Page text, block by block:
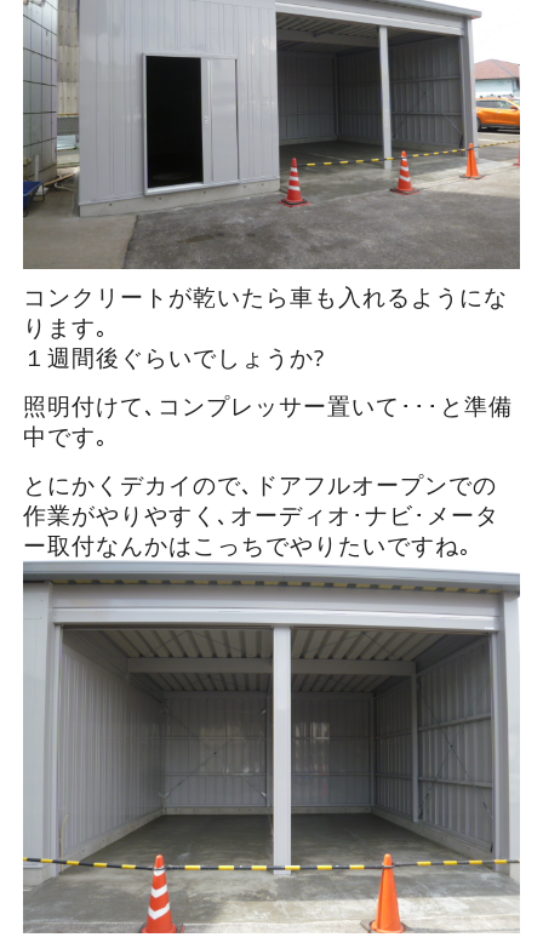
コンクリートが乾いたら車も入れるようにな
ります｡
１週間後ぐらいでしょうか?
照明付けて､コンプレッサー置いて･･･と準備
中です｡
とにかくデカイので､ドアフルオープンでの
作業がやりやすく､オーディオ･ナビ･メータ
ー取付なんかはこっちでやりたいですね｡